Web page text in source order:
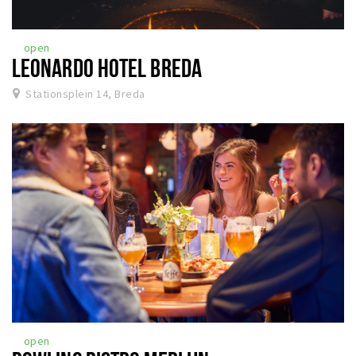
open
LEONARDO HOTEL BREDA
Stationsplein 14, Breda
open